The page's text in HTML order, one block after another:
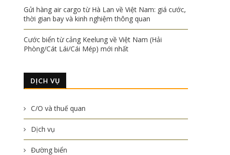
Gửi hàng air cargo từ Hà Lan về Việt Nam: giá cước,
thời gian bay và kinh nghiệm thông quan
Cước biển từ cảng Keelung về Việt Nam (Hải
Phòng/Cát Lái/Cái Mép) mới nhất
DỊCH VỤ
C/O và thuế quan
Dịch vụ
Đường biển